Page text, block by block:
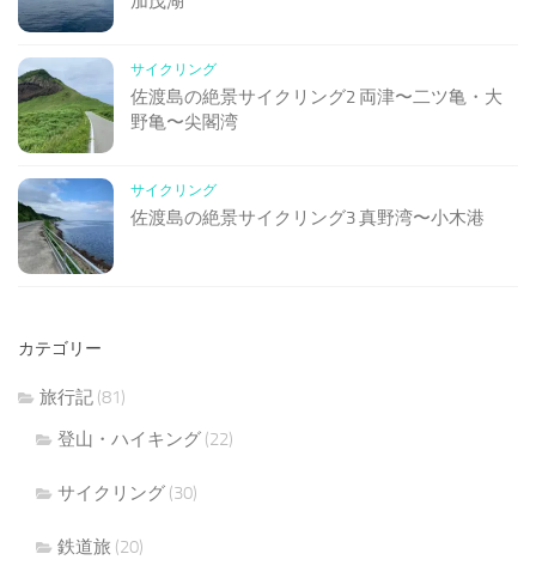
サイクリング
佐渡島の絶景サイクリング2 両津〜二ツ亀・大
野亀〜尖閣湾
サイクリング
佐渡島の絶景サイクリング3 真野湾〜小木港
カテゴリー
旅行記 (81)
登山・ハイキング (22)
サイクリング (30)
鉄道旅 (20)